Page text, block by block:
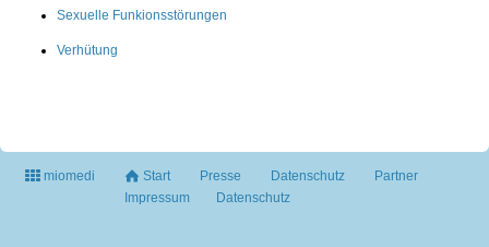
Sexuelle Funkionsstörungen
Verhütung
miomedi Start Presse Datenschutz
Partner
Impressum
Datenschutz